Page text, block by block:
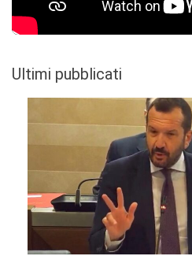
Ultimi pubblicati